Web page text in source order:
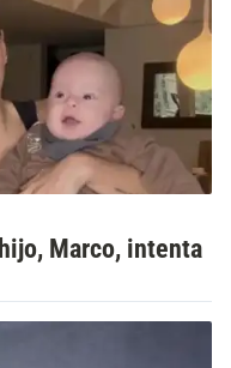
Marco, intenta